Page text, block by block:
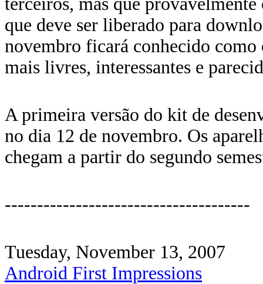
que deve ser liberado para
novembro ficará conhecido como
mais livres, interessantes e
A primeira versão do kit de
no dia 12 de novembro. Os
chegam a partir do segundo
--------------------------------------
Tuesday, November 13, 2007
Android First Impressions